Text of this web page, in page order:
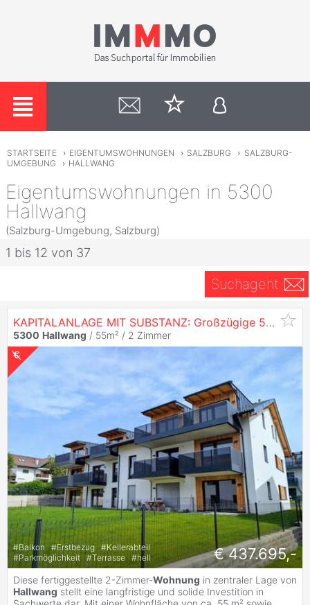
STARTSEITE › EIGENTUMSWOHNUNGEN › SALZBURG › SALZBURG-
UMGEBUNG
› HALLWANG
Eigentumswohnungen in 5300
Hallwang
(Salzburg-Umgebung, Salzburg)
1 bis 12 von 37
Suchagent
KAPITALANLAGE MIT SUBSTANZ: Großzügige 55 m² Erstbezugs-
5300 Hallwang / 55m² / 2 Zimmer
#Balkon #Erstbezug #Kellerabteil
#Parkmöglichkeit #Terrasse #hell € 437.695,-
Diese fertiggestellte 2-Zimmer-Wohnung in zentraler Lage von
Hallwang stellt eine langfristige und solide Investition in